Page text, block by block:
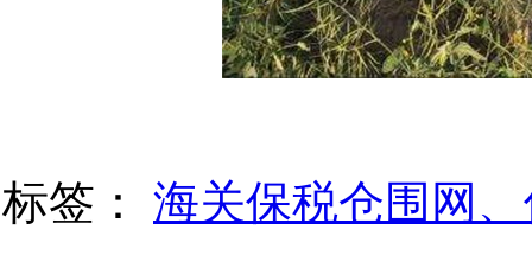
标签： 海关保税仓围网